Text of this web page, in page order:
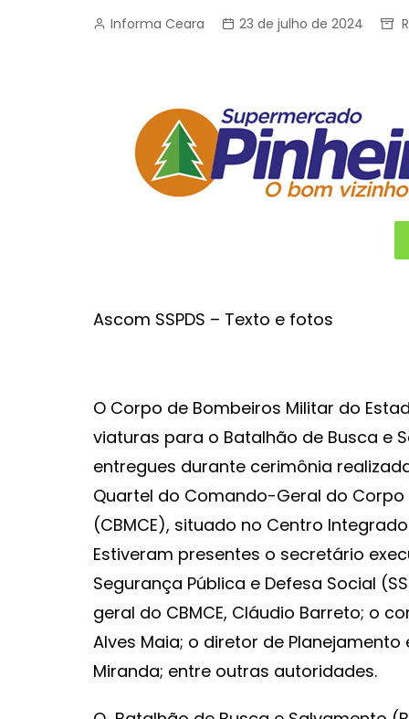
Informa Ceara 23 de julho de 2024
Ascom SSPDS – Texto e fotos
O Corpo de Bombeiros Militar do
viaturas para o Batalhão de Busca e
entregues durante cerimônia
Quartel do Comando-Geral do
(CBMCE), situado no Centro
Estiveram presentes o secretário
Segurança Pública e Defesa Social
geral do CBMCE, Cláudio Barreto; o
Alves Maia; o diretor de
Miranda; entre outras autoridades.